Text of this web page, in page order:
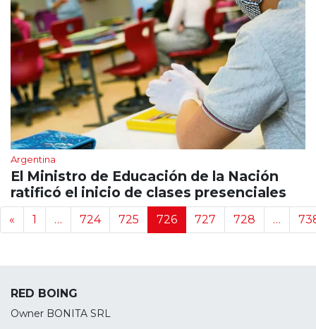
Argentina
El Ministro de Educación de la Nación
ratificó el inicio de clases presenciales
Navegación de noticias
« 1 … 724 725 726 727 728 …
RED BOING
Owner BONITA SRL